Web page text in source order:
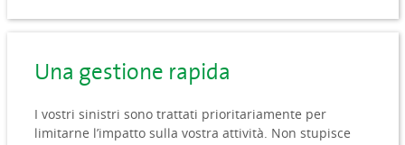
Una gestione rapida
I vostri sinistri sono trattati prioritariamente per
limitarne l’impatto sulla vostra attività. Non stupisce